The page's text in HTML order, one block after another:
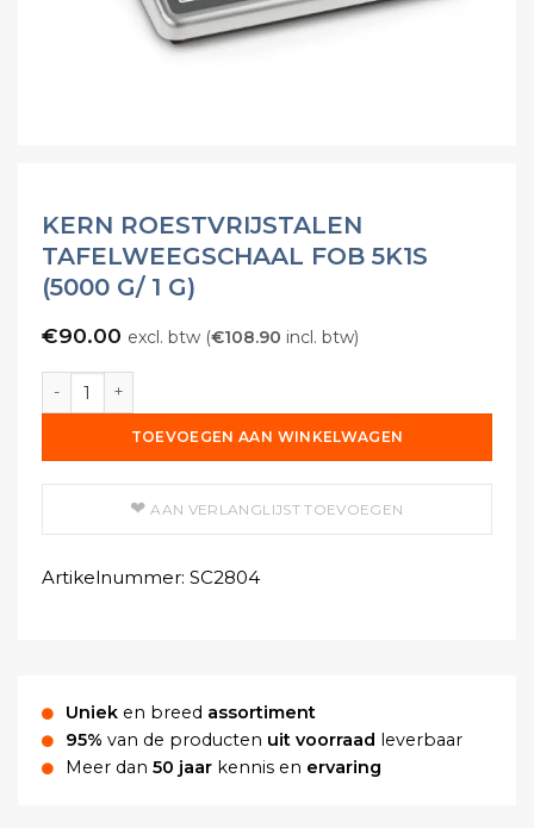
KERN ROESTVRIJSTALEN
TAFELWEEGSCHAAL FOB 5K1S
(5000 G/ 1 G)
€90.00 excl. btw (€108.90 incl. btw)
KERN Roestvrijstalen Tafelweegschaal FOB 5K1S (5000 g/
TOEVOEGEN AAN WINKELWAGEN
AAN VERLANGLIJST TOEVOEGEN
Artikelnummer: SC2804
Uniek en breed assortiment
95% van de producten uit voorraad leverbaar
Meer dan 50 jaar kennis en ervaring